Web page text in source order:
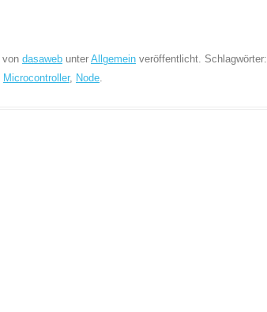
von dasaweb unter Allgemein veröffentlicht. Schlagwörter:
Microcontroller, Node.